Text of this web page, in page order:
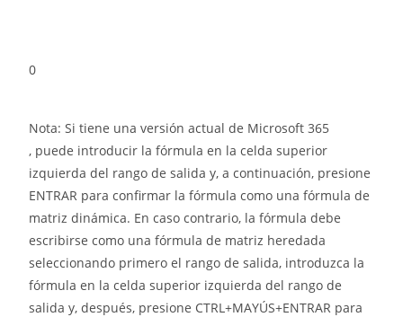
0
Nota: Si tiene una versión actual de Microsoft 365
, puede introducir la fórmula en la celda superior
izquierda del rango de salida y, a continuación, presione
ENTRAR para confirmar la fórmula como una fórmula de
matriz dinámica. En caso contrario, la fórmula debe
escribirse como una fórmula de matriz heredada
seleccionando primero el rango de salida, introduzca la
fórmula en la celda superior izquierda del rango de
salida y, después, presione CTRL+MAYÚS+ENTRAR para